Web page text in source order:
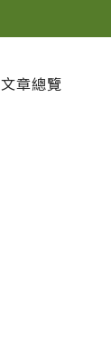
文章總覽